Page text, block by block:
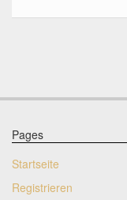
Pages
Startseite
Registrieren